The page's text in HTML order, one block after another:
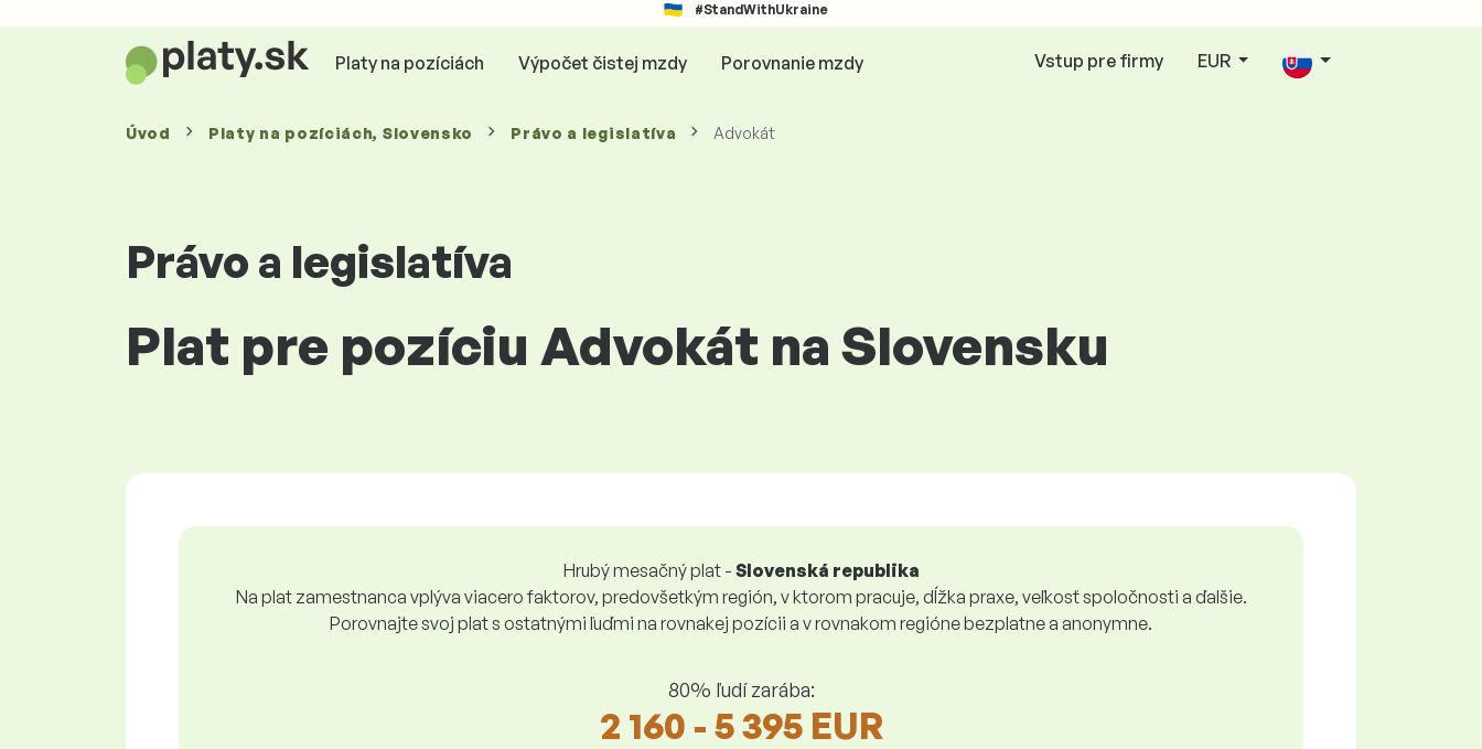
#StandWithUkraine
Platy na pozíciách Výpočet čistej mzdy Porovnanie mzdy Vstup pre firmy EUR
Úvod Platy na pozíciách, Slovensko Právo a legislatíva Advokát
Právo a legislatíva
Plat pre pozíciu Advokát na Slovensku
Hrubý mesačný plat - Slovenská republika
Na plat zamestnanca vplýva viacero faktorov, predovšetkým región, v ktorom pracuje, dĺžka praxe, veľkosť spoločnosti a ďalšie.
Porovnajte svoj plat s ostatnými ľuďmi na rovnakej pozícii a v rovnakom regióne bezplatne a anonymne.
80% ľudí zarába:
2 160 - 5 395 EUR